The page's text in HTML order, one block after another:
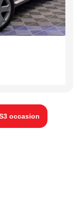
occasion